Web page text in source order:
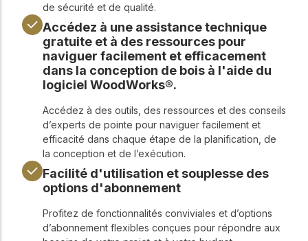
de sécurité et de qualité.
Accédez à une assistance technique
gratuite et à des ressources pour
naviguer facilement et efficacement
dans la conception de bois à l'aide du
logiciel WoodWorks®.
Accédez à des outils, des ressources et des conseils
d’experts de pointe pour naviguer facilement et
efficacité dans chaque étape de la planification, de
la conception et de l’exécution.
Facilité d'utilisation et souplesse des
options d'abonnement
Profitez de fonctionnalités conviviales et d’options
d’abonnement flexibles conçues pour répondre aux